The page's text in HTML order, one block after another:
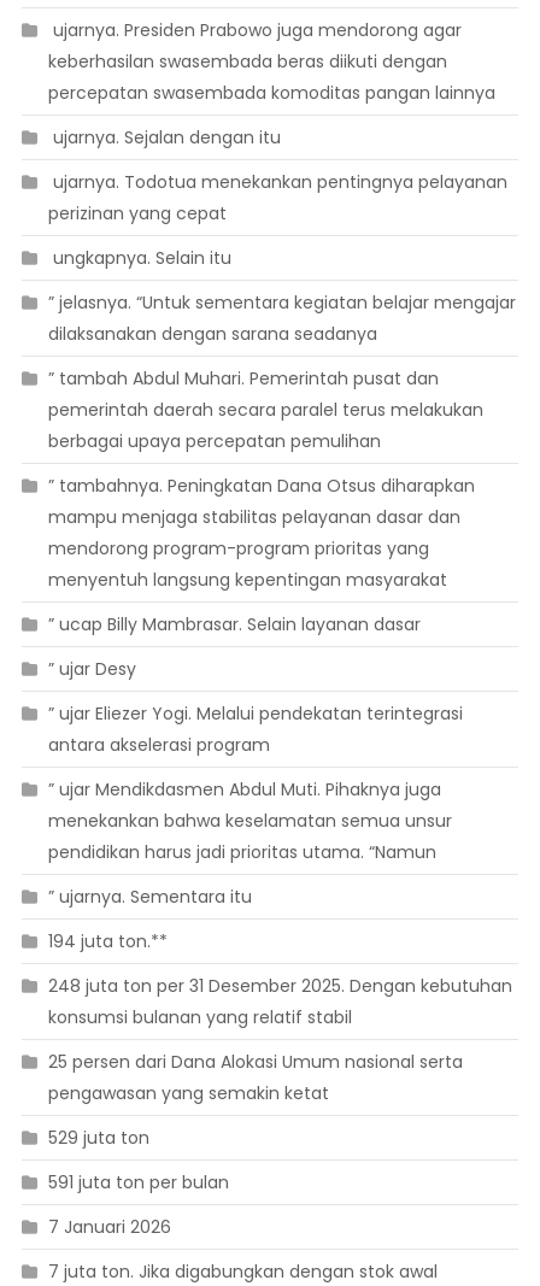
 ujarnya. Presiden Prabowo juga mendorong agar
keberhasilan swasembada beras diikuti dengan
percepatan swasembada komoditas pangan lainnya
 ujarnya. Sejalan dengan itu
 ujarnya. Todotua menekankan pentingnya pelayanan
perizinan yang cepat
 ungkapnya. Selain itu
” jelasnya. “Untuk sementara kegiatan belajar mengajar
dilaksanakan dengan sarana seadanya
” tambah Abdul Muhari. Pemerintah pusat dan
pemerintah daerah secara paralel terus melakukan
berbagai upaya percepatan pemulihan
” tambahnya. Peningkatan Dana Otsus diharapkan
mampu menjaga stabilitas pelayanan dasar dan
mendorong program-program prioritas yang
menyentuh langsung kepentingan masyarakat
” ucap Billy Mambrasar. Selain layanan dasar
” ujar Desy
” ujar Eliezer Yogi. Melalui pendekatan terintegrasi
antara akselerasi program
” ujar Mendikdasmen Abdul Muti. Pihaknya juga
menekankan bahwa keselamatan semua unsur
pendidikan harus jadi prioritas utama. “Namun
” ujarnya. Sementara itu
194 juta ton.**
248 juta ton per 31 Desember 2025. Dengan kebutuhan
konsumsi bulanan yang relatif stabil
25 persen dari Dana Alokasi Umum nasional serta
pengawasan yang semakin ketat
529 juta ton
591 juta ton per bulan
7 Januari 2026
7 juta ton. Jika digabungkan dengan stok awal